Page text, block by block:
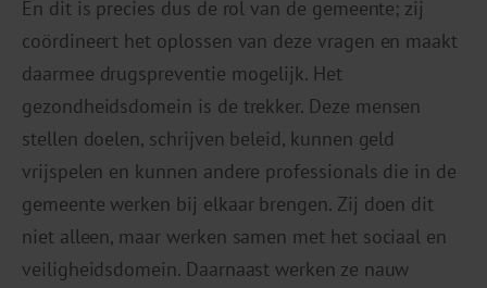
En dit is precies dus de rol van de gemeente; zij
coördineert het oplossen van deze vragen en maakt
daarmee drugspreventie mogelijk. Het
gezondheidsdomein is de trekker. Deze mensen
stellen doelen, schrijven beleid, kunnen geld
vrijspelen en kunnen andere professionals die in de
gemeente werken bij elkaar brengen. Zij doen dit
niet alleen, maar werken samen met het sociaal en
veiligheidsdomein. Daarnaast werken ze nauw